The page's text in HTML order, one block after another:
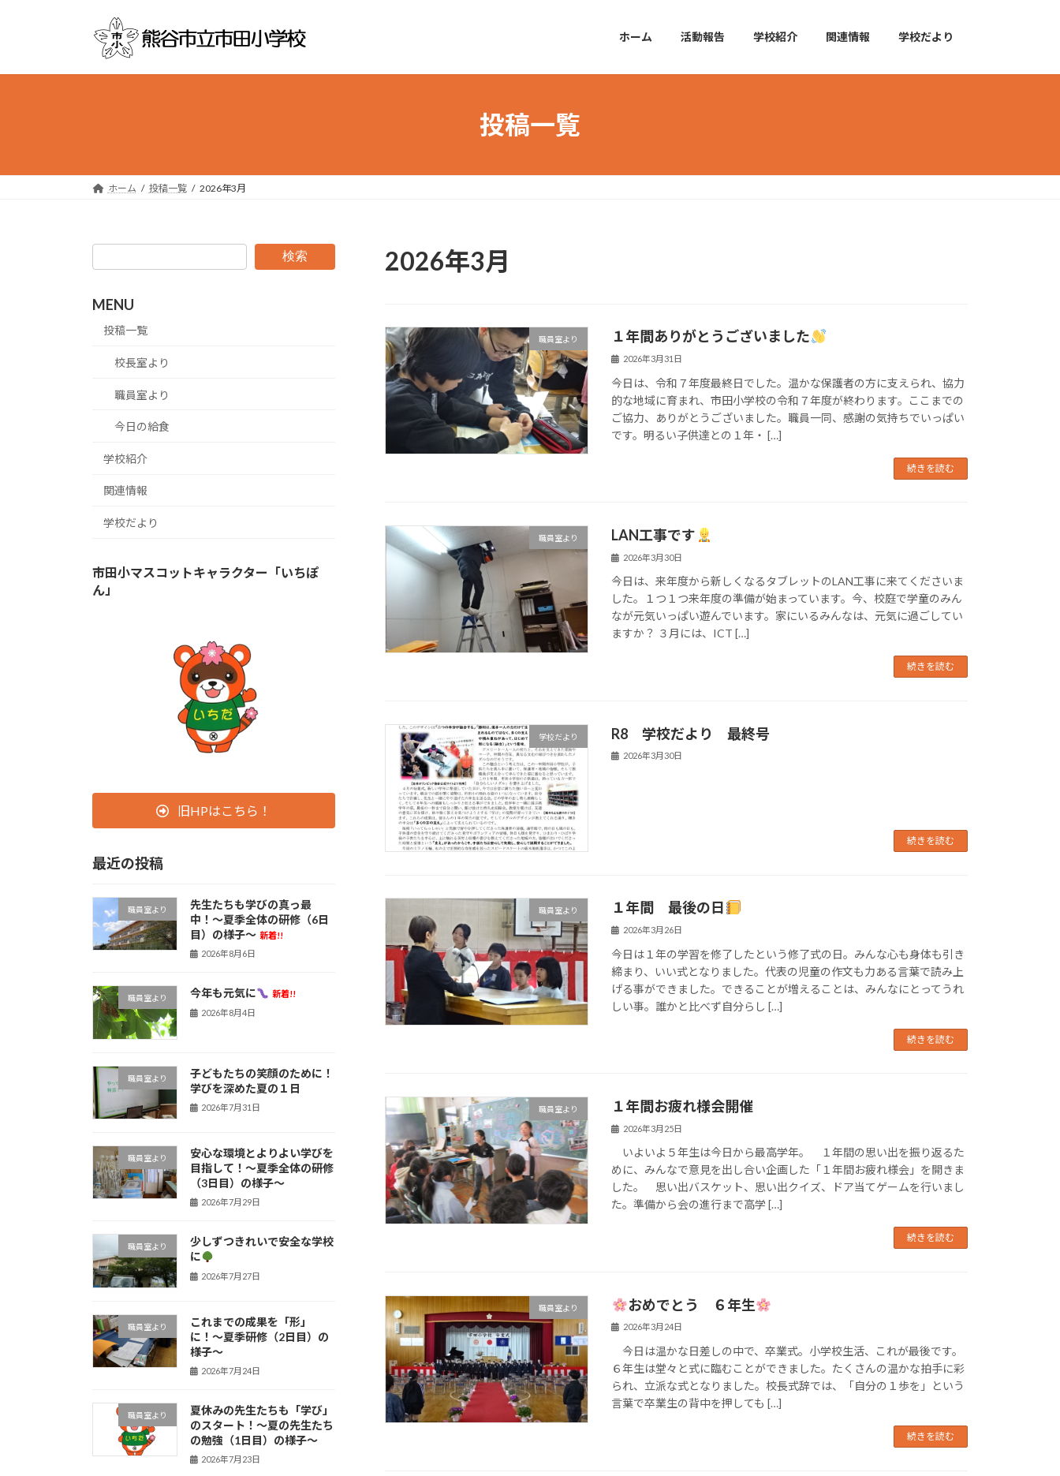
プ
動
ホーム 活動報告 学校紹介 関連情報 学校だより
投稿一覧
ホーム 投稿一覧 2026年3月
2026年3月
職員室より １年間ありがとうございました
2026年3月31日
今日は、令和７年度最終日でした。温かな保護者の方に支えられ、協力
的な地域に育まれ、市田小学校の令和７年度が終わります。ここまでの
ご協力、ありがとうございました。職員一同、感謝の気持ちでいっぱい
です。明るい子供達との１年・ […]
続きを読む
職員室より LAN工事です
2026年3月30日
今日は、来年度から新しくなるタブレットのLAN工事に来てくださいま
した。１つ１つ来年度の準備が始まっています。今、校庭で学童のみん
なが元気いっぱい遊んでいます。家にいるみんなは、元気に過ごしてい
ますか？ ３月には、ICT […]
続きを読む
学校だより R8 学校だより 最終号
2026年3月30日
続きを読む
職員室より １年間 最後の日
2026年3月26日
今日は１年の学習を修了したという修了式の日。みんな心も身体も引き
締まり、いい式となりました。代表の児童の作文も力ある言葉で読み上
げる事ができました。できることが増えることは、みんなにとってうれ
しい事。誰かと比べず自分らし […]
続きを読む
職員室より １年間お疲れ様会開催
2026年3月25日
いよいよ５年生は今日から最高学年。 １年間の思い出を振り返るた
めに、みんなで意見を出し合い企画した「１年間お疲れ様会」を開きま
した。 思い出バスケット、思い出クイズ、ドア当てゲームを行いまし
た。準備から会の進行まで高学 […]
続きを読む
職員室より おめでとう ６年生
2026年3月24日
今日は温かな日差しの中で、卒業式。小学校生活、これが最後です。
６年生は堂々と式に臨むことができました。たくさんの温かな拍手に彩
られ、立派な式となりました。校長式辞では、「自分の１歩を」という
言葉で卒業生の背中を押しても […]
続きを読む
検索
MENU
投稿一覧
校長室より
職員室より
今日の給食
学校紹介
関連情報
学校だより
市田小マスコットキャラクター「いちぽ
ん」
旧HPはこちら！
最近の投稿
職員室より
先生たちも学びの真っ最
中！〜夏季全体の研修（6日
目）の様子〜 新着!!
2026年8月6日
職員室より 今年も元気に
新着!!
2026年8月4日
職員室より
子どもたちの笑顔のために！
学びを深めた夏の１日
2026年7月31日
職員室より
安心な環境とよりよい学びを
目指して！〜夏季全体の研修
（3日目）の様子〜
2026年7月29日
職員室より
少しずつきれいで安全な学校
に
2026年7月27日
職員室より
これまでの成果を「形」
に！〜夏季研修（2日目）の
様子〜
2026年7月24日
職員室より
夏休みの先生たちも「学び」
のスタート！〜夏の先生たち
の勉強（1日目）の様子〜
2026年7月23日